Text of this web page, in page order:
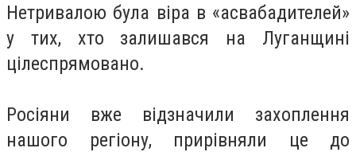
Нетривалою була віра в «асвабадителей»
у тих, хто залишався на Луганщині
цілеспрямовано.
Росіяни вже відзначили захоплення
нашого регіону, прирівняли це до